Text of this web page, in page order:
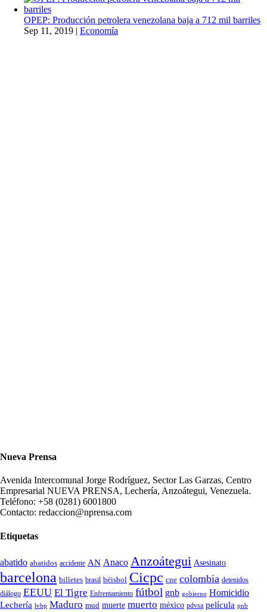
OPEP: Producción petrolera venezolana baja a 712 mil barriles
Sep 11, 2019 | Economía
Nueva Prensa
Avenida Intercomunal Jorge Rodríguez, Sector Las Garzas, Centro
Empresarial NUEVA PRENSA, Lechería, Anzoátegui, Venezuela.
Teléfono: +58 (0281) 6001800
Contacto: redaccion@nprensa.com
Etiquetas
abatido abatidos accidente AN Anaco Anzoátegui Asesinato
barcelona billetes brasil béisbol Cicpc cne colombia detenidos
diálogo EEUU El Tigre Enfrentamiento fútbol gnb gobierno Homicidio
Lechería lvbp Maduro mud muerte muerto méxico pdvsa película pnb